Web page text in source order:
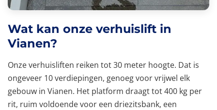
Wat kan onze verhuislift in
Vianen?
Onze verhuisliften reiken tot 30 meter hoogte. Dat is
ongeveer 10 verdiepingen, genoeg voor vrijwel elk
gebouw in Vianen. Het platform draagt tot 400 kg per
rit, ruim voldoende voor een driezitsbank, een